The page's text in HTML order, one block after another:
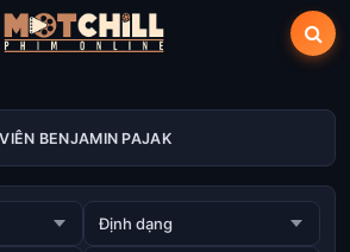
BENJAMIN PAJAK